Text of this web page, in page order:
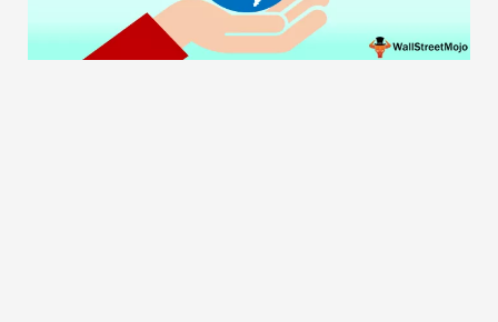
Samouczki dotyczące modelowania finansowego